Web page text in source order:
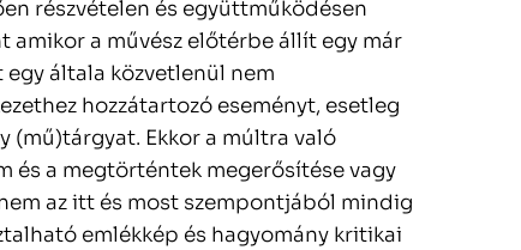
részvételen és együttműködésen
a művész előtérbe állít egy már
általa közvetlenül nem
hozzátartozó eseményt, esetleg
(mű)tárgyat. Ekkor a múltra való
és a megtörténtek megerősítése vagy
az itt és most szempontjá­­ból mindig
emlékkép és hagyomány kritikai